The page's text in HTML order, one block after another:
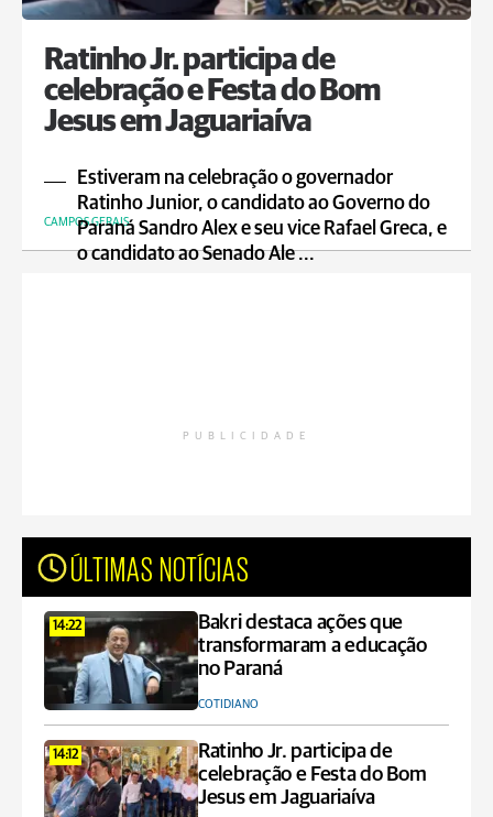
Ratinho Jr. participa de
celebração e Festa do Bom
Jesus em Jaguariaíva
Estiveram na celebração o governador
Ratinho Junior, o candidato ao Governo do
Paraná Sandro Alex e seu vice Rafael Greca, e
o candidato ao Senado Ale ...
CAMPOS GERAIS
PUBLICIDADE
ÚLTIMAS NOTÍCIAS
14:22
Bakri destaca ações que
transformaram a educação
no Paraná
COTIDIANO
14:12
Ratinho Jr. participa de
celebração e Festa do Bom
Jesus em Jaguariaíva